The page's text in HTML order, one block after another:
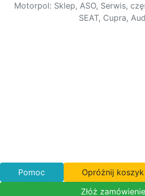
Motorpol: Sklep, ASO, Serwis,
SEAT, Cupra,
Pomoc Opróżnij koszyk
Złóż zamówienie